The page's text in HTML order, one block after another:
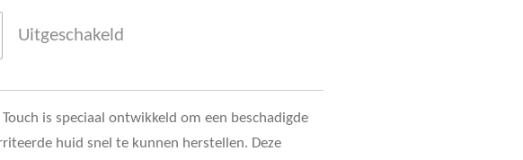
Uitgeschakeld
Touch is speciaal ontwikkeld om een beschadigde
huid snel te kunnen herstellen. Deze